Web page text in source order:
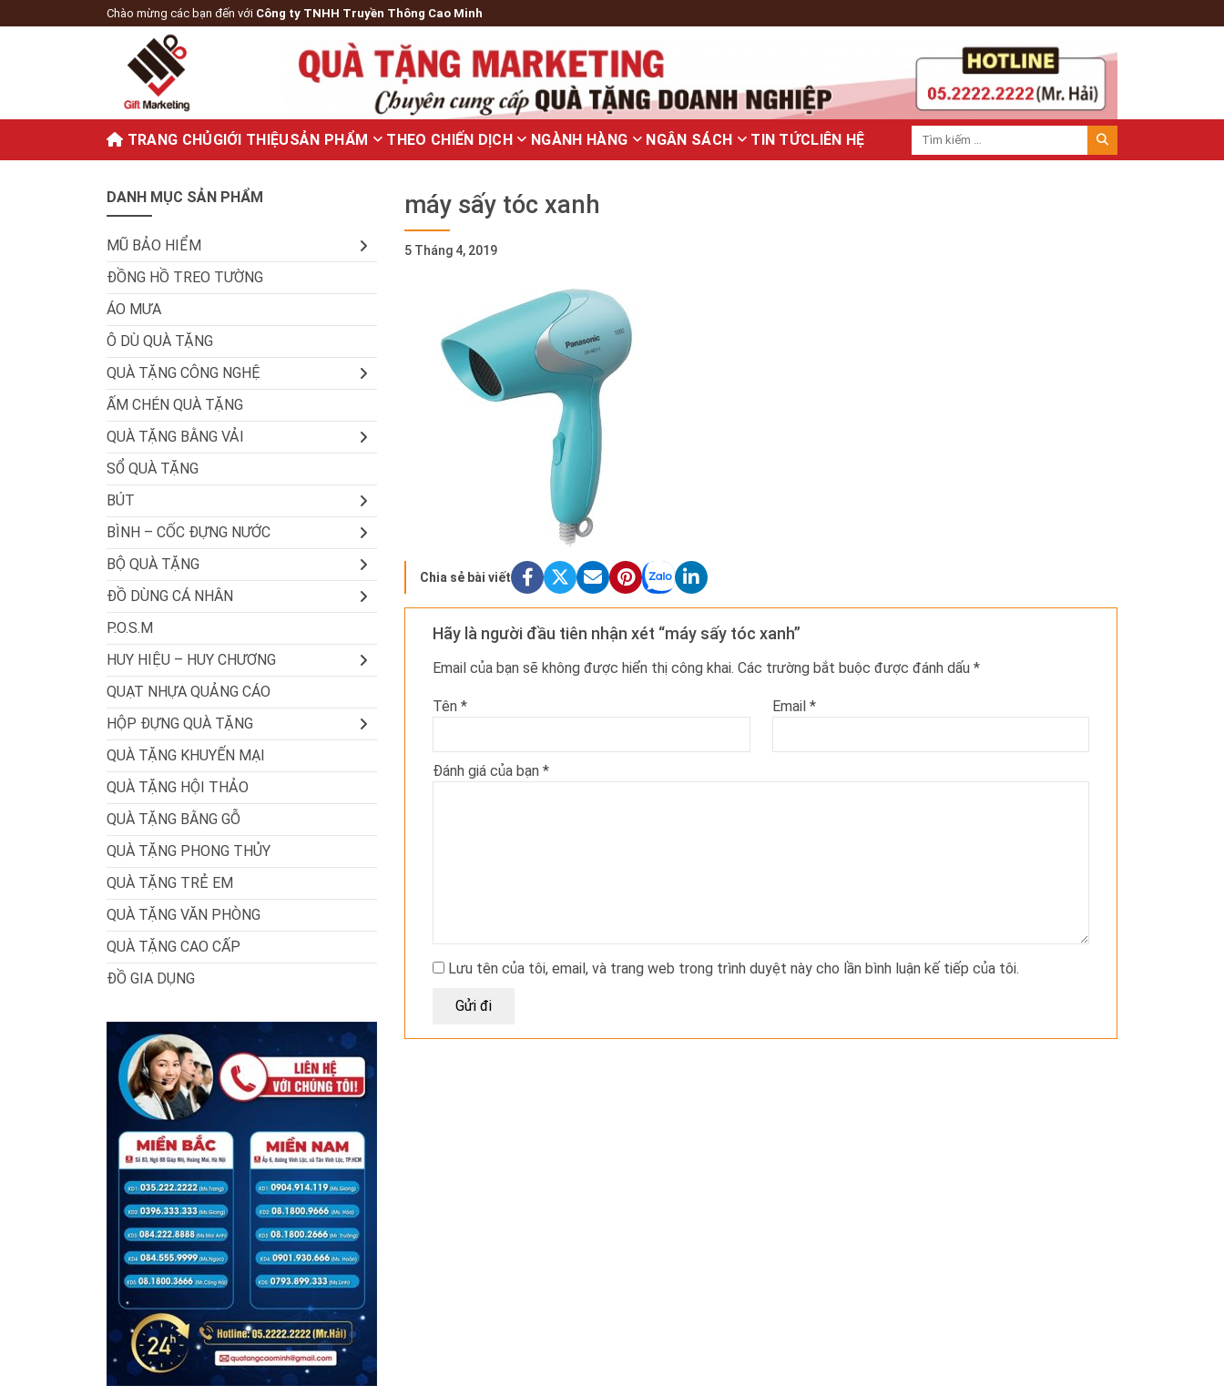
Chào mừng các bạn đến với Công ty TNHH Truyền Thông Cao Minh
TRANG CHỦGIỚI THIỆUSẢN PHẨM THEO CHIẾN DỊCH NGÀNH HÀNG NGÂN SÁCH TIN TỨCLIÊN HỆ
máy sấy tóc xanh
5 Tháng 4, 2019
Chia sẻ bài viết
Hãy là người đầu tiên nhận xét “máy sấy tóc xanh”
Email của bạn sẽ không được hiển thị công khai. Các trường bắt buộc được đánh dấu *
Tên * Email *
Đánh giá của bạn *
Lưu tên của tôi, email, và trang web trong trình duyệt này cho lần bình luận kế tiếp của tôi.
DANH MỤC SẢN PHẨM
MŨ BẢO HIỂM
ĐỒNG HỒ TREO TƯỜNG
ÁO MƯA
Ô DÙ QUÀ TẶNG
QUÀ TẶNG CÔNG NGHỆ
ẤM CHÉN QUÀ TẶNG
QUÀ TẶNG BẰNG VẢI
SỔ QUÀ TẶNG
BÚT
BÌNH – CỐC ĐỰNG NƯỚC
BỘ QUÀ TẶNG
ĐỒ DÙNG CÁ NHÂN
P.O.S.M
HUY HIỆU – HUY CHƯƠNG
QUẠT NHỰA QUẢNG CÁO
HỘP ĐỰNG QUÀ TẶNG
QUÀ TẶNG KHUYẾN MẠI
QUÀ TẶNG HỘI THẢO
QUÀ TẶNG BẰNG GỖ
QUÀ TẶNG PHONG THỦY
QUÀ TẶNG TRẺ EM
QUÀ TẶNG VĂN PHÒNG
QUÀ TẶNG CAO CẤP
ĐỒ GIA DỤNG